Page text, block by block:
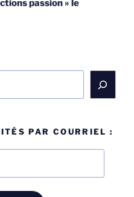
passion » le
PAR COURRIEL :